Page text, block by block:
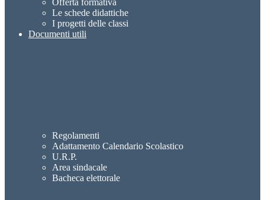
Offerta formativa
Le schede didattiche
I progetti delle classi
Documenti utili
Regolamenti
Adattamento Calendario Scolastico
U.R.P.
Area sindacale
Bacheca elettorale